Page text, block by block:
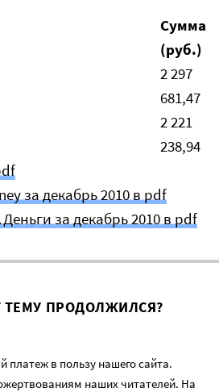
Сумма
(руб.)
2 297
681,47
2 221
238,94
за декабрь 2010 в pdf
за декабрь 2010 в pdf
ТЕМУ ПРОДОЛЖИЛСЯ?
в пользу нашего сайта.
наших читателей. На